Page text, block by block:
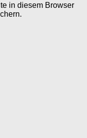
in diesem Browser